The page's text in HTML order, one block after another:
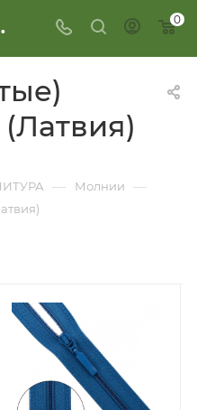
0
— Молнии —